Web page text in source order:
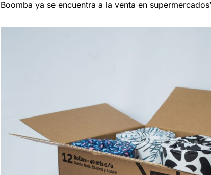
Boomba ya se encuentra a la venta en